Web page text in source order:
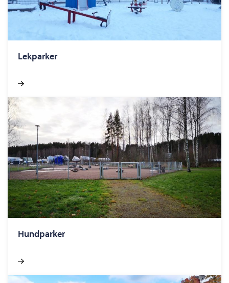
Lekparker
Hundparker